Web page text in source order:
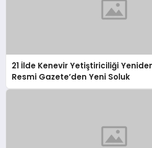
21 İlde Kenevir Yetiştiriciliği
Resmi Gazete’den Yeni Soluk